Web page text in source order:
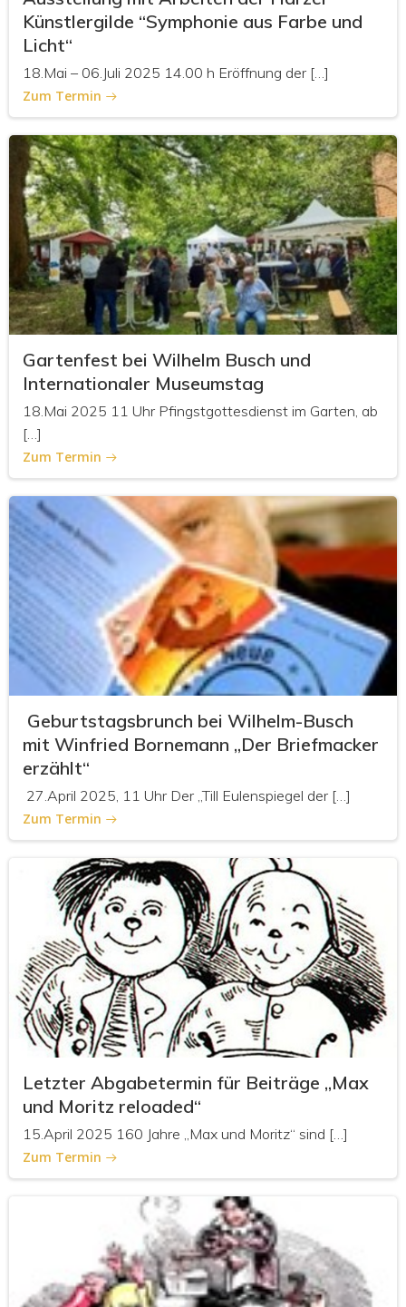
Künstlergilde “Symphonie aus Farbe und
Licht“
18.Mai – 06.Juli 2025 14.00 h Eröffnung der […]
Zum Termin
Gartenfest bei Wilhelm Busch und
Internationaler Museumstag
18.Mai 2025 11 Uhr Pfingstgottesdienst im Garten, ab
[…]
Zum Termin
Geburtstagsbrunch bei Wilhelm-Busch
mit Winfried Bornemann „Der Briefmacker
erzählt“
27.April 2025, 11 Uhr Der „Till Eulenspiegel der […]
Zum Termin
Letzter Abgabetermin für Beiträge „Max
und Moritz reloaded“
15.April 2025 160 Jahre „Max und Moritz“ sind […]
Zum Termin